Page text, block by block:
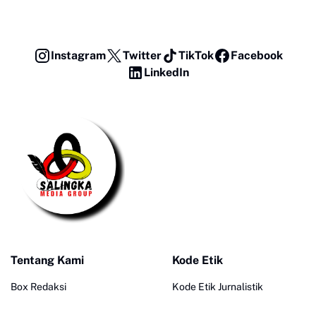
Instagram Twitter TikTok
Facebook
LinkedIn
Tentang Kami
Box Redaksi
Kode Etik
Kode Etik Jurnalistik